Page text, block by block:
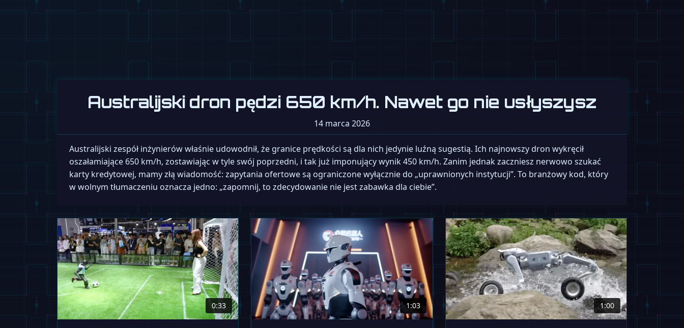
Australijski dron pędzi 650 km/h. Nawet go nie usłyszysz
14 marca 2026
Australijski zespół inżynierów właśnie udowodnił, że granice prędkości są dla nich jedynie luźną sugestią. Ich najnowszy dron wykręcił
oszałamiające 650 km/h, zostawiając w tyle swój poprzedni, i tak już imponujący wynik 450 km/h. Zanim jednak zaczniesz nerwowo szukać
karty kredytowej, mamy złą wiadomość: zapytania ofertowe są ograniczone wyłącznie do „uprawnionych instytucji”. To branżowy kod, który
w wolnym tłumaczeniu oznacza jedno: „zapomnij, to zdecydowanie nie jest zabawka dla ciebie”.
0:33 1:03 1:00